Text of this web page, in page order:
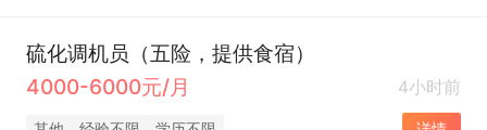
硫化调机员（五险，提供食宿）
4000-6000元/月
4小时前